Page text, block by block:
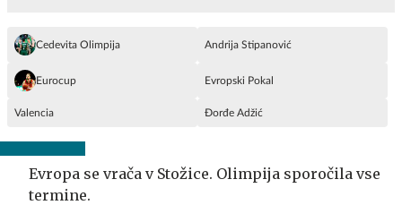
Cedevita Olimpija Andrija Stipanović
Eurocup Evropski Pokal
Valencia Đorđe Adžić
Evropa se vrača v Stožice. Olimpija sporočila vse
termine.